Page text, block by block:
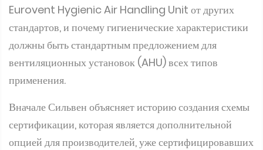
Eurovent Hygienic Air Handling Unit от других
стандартов, и почему гигиенические характеристики
должны быть стандартным предложением для
вентиляционных установок (AHU) всех типов
применения.
Вначале Сильвен объясняет историю создания схемы
сертификации, которая является дополнительной
опцией для производителей, уже сертифицировавших